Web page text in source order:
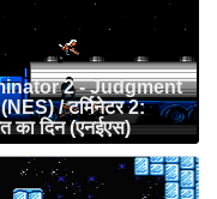
2 - Judgment
/ टर्मिनेटर 2:
का दिन (एनईएस)